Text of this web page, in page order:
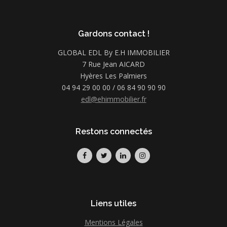
Gardons contact !
GLOBAL EDL By E.H IMMOBILIER
7 Rue Jean AICARD
Hyères Les Palmiers
04 94 29 00 00 / 06 84 90 90 90
edl@ehimmobilier.fr
Restons connectés
Liens utiles
Mentions Légales